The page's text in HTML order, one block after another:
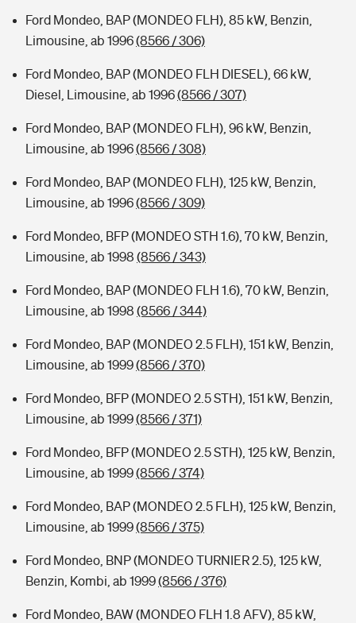
Ford Mondeo, BAP (MONDEO FLH), 85 kW, Benzin,
Limousine, ab 1996(8566 / 306)
Ford Mondeo, BAP (MONDEO FLH DIESEL), 66 kW,
Diesel, Limousine, ab 1996(8566 / 307)
Ford Mondeo, BAP (MONDEO FLH), 96 kW, Benzin,
Limousine, ab 1996(8566 / 308)
Ford Mondeo, BAP (MONDEO FLH), 125 kW, Benzin,
Limousine, ab 1996(8566 / 309)
Ford Mondeo, BFP (MONDEO STH 1.6), 70 kW, Benzin,
Limousine, ab 1998 (8566 / 343)
Ford Mondeo, BAP (MONDEO FLH 1.6), 70 kW, Benzin,
Limousine, ab 1998 (8566 / 344)
Ford Mondeo, BAP (MONDEO 2.5 FLH), 151 kW, Benzin,
Limousine, ab 1999(8566 / 370)
Ford Mondeo, BFP (MONDEO 2.5 STH), 151 kW, Benzin,
Limousine, ab 1999(8566 / 371)
Ford Mondeo, BFP (MONDEO 2.5 STH), 125 kW, Benzin,
Limousine, ab 1999(8566 / 374)
Ford Mondeo, BAP (MONDEO 2.5 FLH), 125 kW, Benzin,
Limousine, ab 1999(8566 / 375)
Ford Mondeo, BNP (MONDEO TURNIER 2.5), 125 kW,
Benzin, Kombi, ab 1999(8566 / 376)
Ford Mondeo, BAW (MONDEO FLH 1.8 AFV), 85 kW,